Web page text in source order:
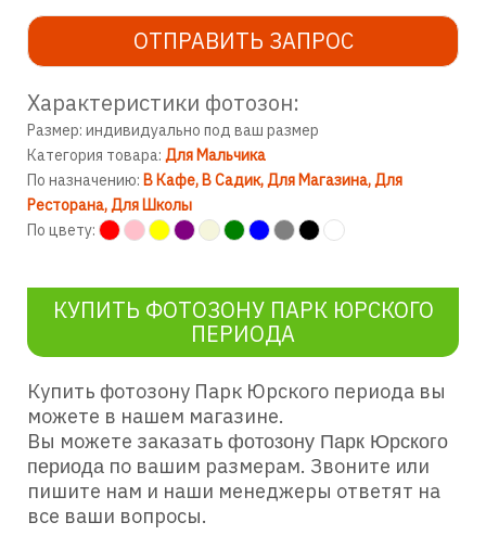
ОТПРАВИТЬ ЗАПРОС
Характеристики фотозон:
Размер: индивидуально под ваш размер
Категория товара: Для Мальчика
По назначению: В Кафе В Садик Для Магазина Для
Ресторана Для Школы
По цвету:
КУПИТЬ ФОТОЗОНУ ПАРК ЮРСКОГО
ПЕРИОДА
Купить фотозону Парк Юрского периода вы
можете в нашем магазине.
Вы можете заказать фотозону Парк Юрского
периода по вашим размерам. Звоните или
пишите нам и наши менеджеры ответят на
все ваши вопросы.